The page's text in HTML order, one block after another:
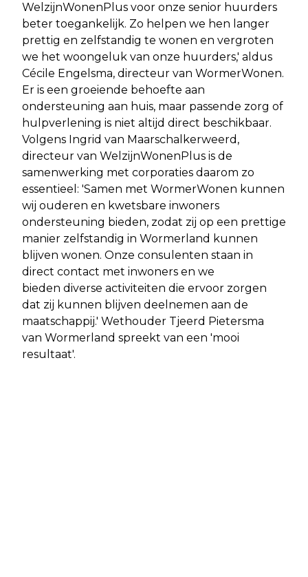
WelzijnWonenPlus voor onze senior huurders
beter toegankelijk. Zo helpen we hen langer
prettig en zelfstandig te wonen en vergroten
we het woongeluk van onze huurders,' aldus
Cécile Engelsma, directeur van WormerWonen.
Er is een groeiende behoefte aan
ondersteuning aan huis, maar passende zorg of
hulpverlening is niet altijd direct beschikbaar.
Volgens Ingrid van Maarschalkerweerd,
directeur van WelzijnWonenPlus is de
samenwerking met corporaties daarom zo
essentieel: 'Samen met WormerWonen kunnen
wij ouderen en kwetsbare inwoners
ondersteuning bieden, zodat zij op een prettige
manier zelfstandig in Wormerland kunnen
blijven wonen. Onze consulenten staan in
direct contact met inwoners en we
bieden diverse activiteiten die ervoor zorgen
dat zij kunnen blijven deelnemen aan de
maatschappij.' Wethouder Tjeerd Pietersma
van Wormerland spreekt van een 'mooi
resultaat'.